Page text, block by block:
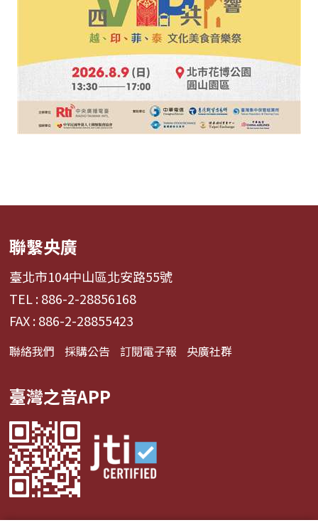
聯繫央廣
臺北市104中山區北安路55號
TEL : 886-2-28856168
FAX : 886-2-28855423
聯絡我們 採購公告 訂閱電子報 央廣社群
臺灣之音APP